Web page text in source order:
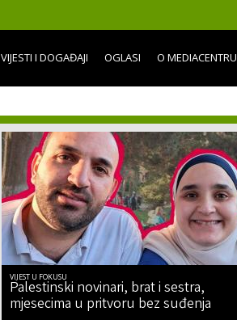
VIJESTI I DOGAĐAJI OGLASI O MEDIACENTRU
VIJEST U FOKUSU
Palestinski novinari, brat i sestra,
mjesecima u pritvoru bez suđenja